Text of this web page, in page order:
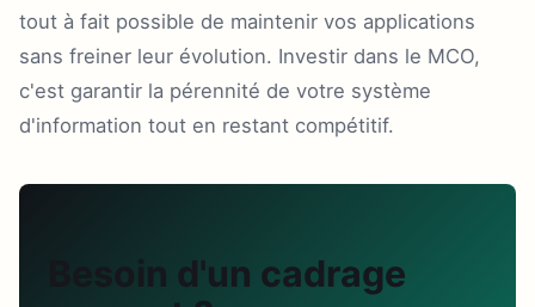
tout à fait possible de maintenir vos applications
sans freiner leur évolution. Investir dans le MCO,
c'est garantir la pérennité de votre système
d'information tout en restant compétitif.
Besoin d'un cadrage